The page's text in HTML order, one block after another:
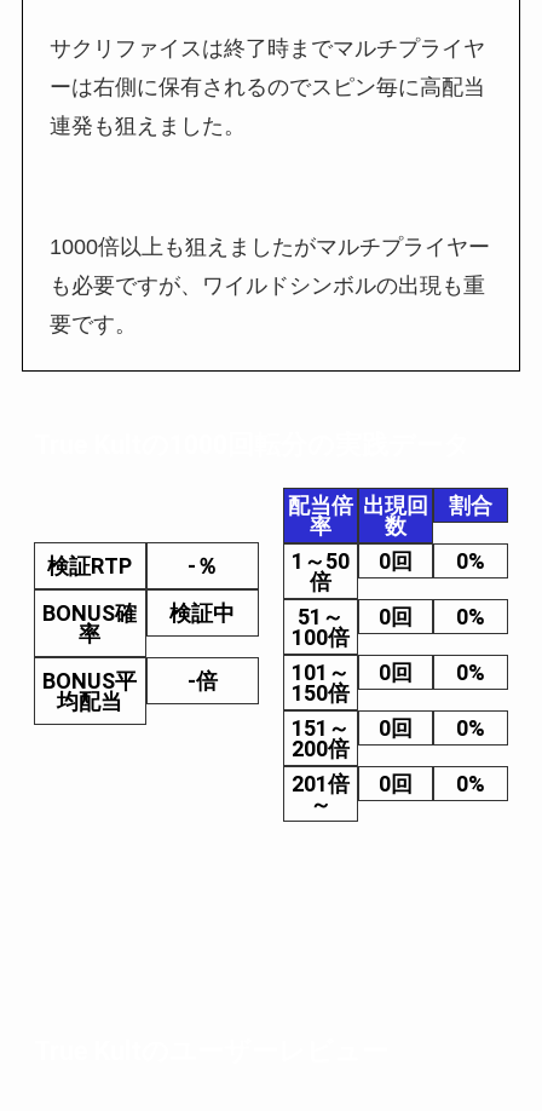
サクリファイスは終了時までマルチプライヤ
ーは右側に保有されるのでスピン毎に高配当
連発も狙えました。
1000倍以上も狙えましたがマルチプライヤー
も必要ですが、ワイルドシンボルの出現も重
要です。
検証RTP
-％
BONUS確
率
検証中
BONUS平
均配当
-倍
配当倍
率
出現回
数
割合
1～50
倍
0回 0%
51～
100倍
0回 0%
101～
150倍
0回 0%
151～
200倍
0回 0%
201倍
～
0回 0%